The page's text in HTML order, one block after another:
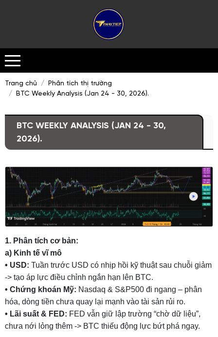
Trang chủ
Phân tích thị trường
BTC Weekly Analysis (Jan 24 - 30, 2026).
BTC WEEKLY ANALYSIS (JAN 24 - 30,
2026).
1. Phân tích cơ bản:
a) Kinh tế vĩ mô
• USD: Tuần trước USD có nhịp hồi kỹ thuật sau chuỗi giảm
-> tạo áp lực điều chỉnh ngắn hạn lên BTC.
• Chứng khoán Mỹ: Nasdaq & S&P500 đi ngang – phân
hóa, dòng tiền chưa quay lại mạnh vào tài sản rủi ro.
• Lãi suất & FED: FED vẫn giữ lập trường “chờ dữ liệu”,
chưa nới lỏng thêm -> BTC thiếu động lực bứt phá ngay.